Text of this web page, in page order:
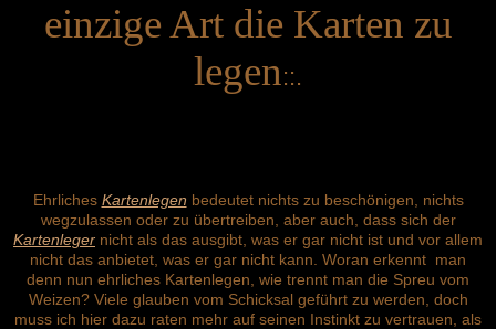
einzige Art die Karten zu
legen ::.
Ehrliches Kartenlegen bedeutet nichts zu beschönigen, nichts
wegzulassen oder zu übertreiben, aber auch, dass sich der
Kartenleger nicht als das ausgibt, was er gar nicht ist und vor allem
nicht das anbietet, was er gar nicht kann. Woran erkennt man
denn nun ehrliches Kartenlegen, wie trennt man die Spreu vom
Weizen? Viele glauben vom Schicksal geführt zu werden, doch
muss ich hier dazu raten mehr auf seinen Instinkt zu vertrauen, als